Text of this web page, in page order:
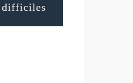
difficiles